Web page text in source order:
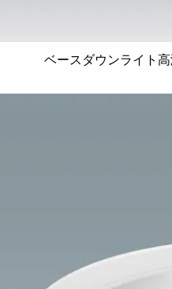
ベースダウンライト